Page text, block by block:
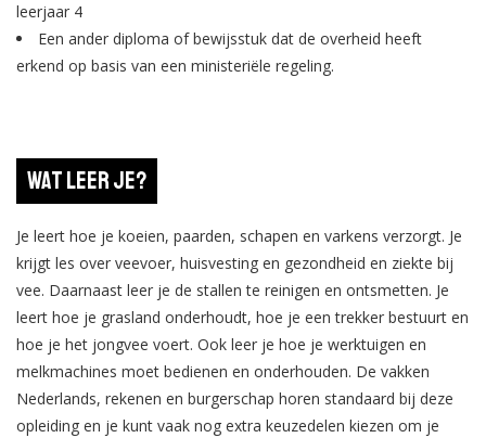
leerjaar 4
Een ander diploma of bewijsstuk dat de overheid heeft
erkend op basis van een ministeriële regeling.
Wat leer je?
Je leert hoe je koeien, paarden, schapen en varkens verzorgt. Je
krijgt les over veevoer, huisvesting en gezondheid en ziekte bij
vee. Daarnaast leer je de stallen te reinigen en ontsmetten. Je
leert hoe je grasland onderhoudt, hoe je een trekker bestuurt en
hoe je het jongvee voert. Ook leer je hoe je werktuigen en
melkmachines moet bedienen en onderhouden. De vakken
Nederlands, rekenen en burgerschap horen standaard bij deze
opleiding en je kunt vaak nog extra keuzedelen kiezen om je